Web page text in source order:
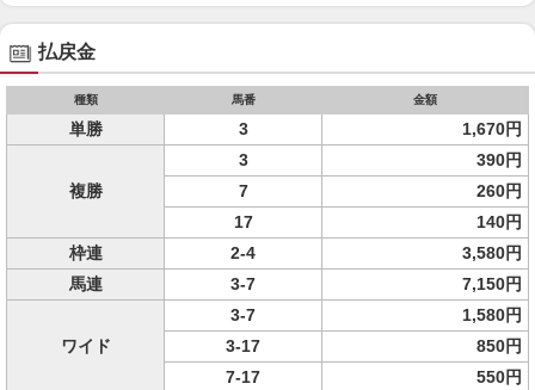
払戻金
種類 馬番 金額
単勝 3 1,670円
複勝
3
390円
7
260円
17
140円
枠連
2-4
3,580円
馬連
3-7 7,150円
ワイド
3-7
1,580円
3-17
850円
7-17
550円